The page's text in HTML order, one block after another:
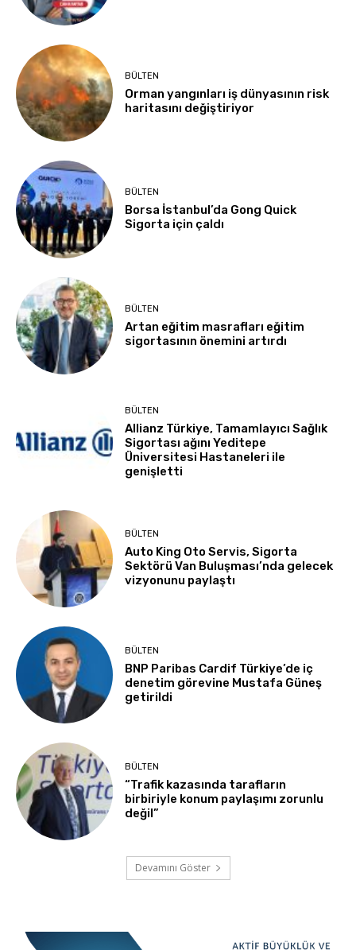
BÜLTEN
Orman yangınları iş dünyasının risk
haritasını değiştiriyor
BÜLTEN
Borsa İstanbul’da Gong Quick
Sigorta için çaldı
BÜLTEN
Artan eğitim masrafları eğitim
sigortasının önemini artırdı
BÜLTEN
Allianz Türkiye, Tamamlayıcı Sağlık
Sigortası ağını Yeditepe
Üniversitesi Hastaneleri ile
genişletti
BÜLTEN
Auto King Oto Servis, Sigorta
Sektörü Van Buluşması’nda gelecek
vizyonunu paylaştı
BÜLTEN
BNP Paribas Cardif Türkiye’de iç
denetim görevine Mustafa Güneş
getirildi
BÜLTEN
“Trafik kazasında tarafların
birbiriyle konum paylaşımı zorunlu
değil”
Devamını Göster